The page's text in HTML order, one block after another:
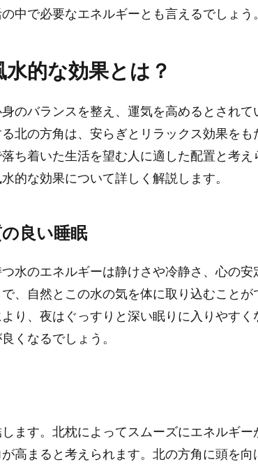
中で必要なエネルギーとも言えるでしょう。
的な効果とは？
のバランスを整え、運気を高めるとされて
北の方角は、安らぎとリラックス効果を
ち着いた生活を望む人に適した配置と考
的な効果について詳しく解説します。
良い睡眠
水のエネルギーは静けさや冷静さ、心の安
、自然とこの水の気を体に取り込むことが
り、夜はぐっすりと深い眠りに入りやす
くなるでしょう。
ます。北枕によってスムーズにエネルギ
高まると考えられます。北の方角に頭を